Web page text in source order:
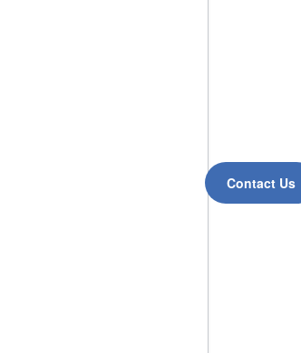
Contact Us